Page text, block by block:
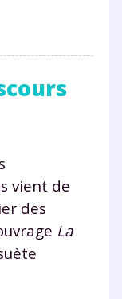
vient de
des
La
ou
e-mail. En
que vos